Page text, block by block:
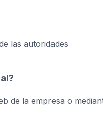
las autoridades
de la empresa o